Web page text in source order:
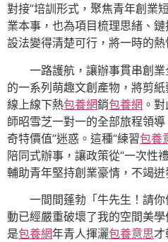
對接”培訓形式，聚焦青年創業
業本事，也為項目梳理思緒、
設法變得清楚可行，將一時的
一路護航，讓辦事貫串創
的一系列萌趣文創產物，將剪
線上線下熱包養網銷包養網 。
師昭雪芝一對一的全部旅程領
奇特價值”迷惑。這種“練習包養
陪同式辦事，讓政策從“一次性
輔助青年堅持創業豪情，不竭迸
一間間蓬勃「牛先生！請
動已經嚴重破壞了我的空間美
是包養網年青人揮灑包養意思才